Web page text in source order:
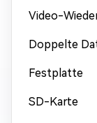
Video-
Doppelte
Festplatte
SD-Karte